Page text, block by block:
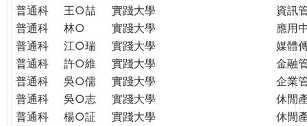
普通科
王○喆 實踐大學
資訊
普通科
林○ 實踐大學
應用
普通科
江○瑞 實踐大學
媒體
普通科
許○維 實踐大學
金融
普通科
吳○儒 實踐大學
企業
普通科
吳○志 實踐大學
休閒
普通科
楊○証 實踐大學
休閒